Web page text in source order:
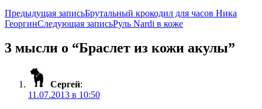
Предыдущая записьБрутальный крокодил для часов Ника
ГеоргинСледующая записьРуль Nardi в коже
3 мысли о “Браслет из кожи акулы”
Сергей:
11.07.2013 в 10:50